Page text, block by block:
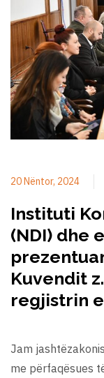
20 Nëntor, 2024
Instituti
(NDI) dhe
Kuvendit
regjistrin
Jam
me përfaqësues